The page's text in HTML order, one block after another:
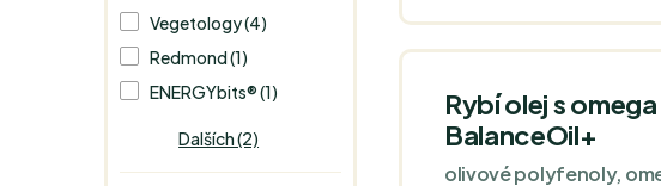
Vegetology (4)
Redmond (1)
ENERGYbits® (1)
Dalších (2)
stále v pořádku. 1–2
datu bývá kolostrum
docházet ke snížení
účinnosti. To, co se
snižuje jako první, je
biologická aktivita,
Rybí olej s
BalanceOil+
olivové polyfenoly,